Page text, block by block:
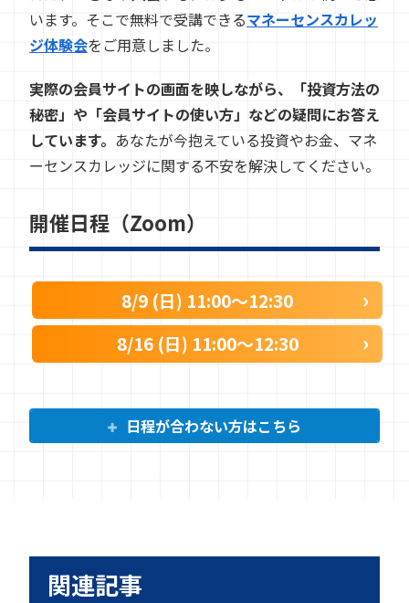
います。そこで無料で受講できるマネーセンスカレッ
ジ体験会をご用意しました。
実際の会員サイトの画面を映しながら、「投資方法の
秘密」や「会員サイトの使い方」などの疑問にお答え
しています。 あなたが今抱えている投資やお金、マネ
ーセンスカレッジに関する不安を解決してください。
開催日程（Zoom）
8/9 (日) 11:00〜12:30
8/16 (日) 11:00〜12:30
日程が合わない方はこちら
関連記事